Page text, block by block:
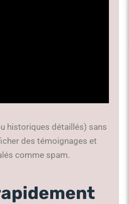
historiques détaillés) sans
des témoignages et
comme spam.